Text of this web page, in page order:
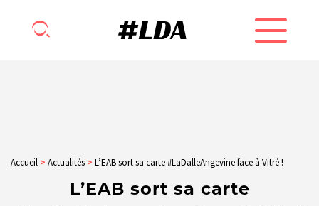
Accueil > Actualités > L’EAB sort sa carte #LaDalleAngevine face à Vitré !
L’EAB sort sa carte